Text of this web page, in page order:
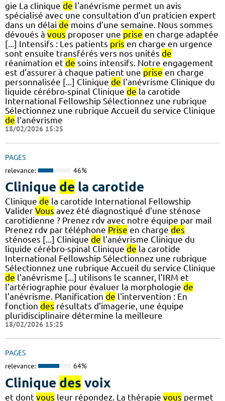
gie La clinique de l'anévrisme permet un avis
spécialisé avec une consultation d’un praticien expert
dans un délai de moins d’une semaine. Nous sommes
dévoués à vous proposer une prise en charge adaptée
[...] Intensifs : Les patients pris en charge en urgence
sont ensuite transférés vers nos unités de
réanimation et de soins intensifs. Notre engagement
est d'assurer à chaque patient une prise en charge
personnalisée [...] Clinique de l'anévrisme Clinique du
liquide cérébro-spinal Clinique de la carotide
International Fellowship Sélectionnez une rubrique
Sélectionnez une rubrique Accueil du service Clinique
de l'anévrisme
18/02/2026 15:25
PAGES
relevance: 46%
Clinique de la carotide
Clinique de la carotide International Fellowship
Valider Vous avez été diagnostiqué d’une sténose
carotidienne ? Prenez rdv avec notre équipe par mail
Prenez rdv par téléphone Prise en charge des
sténoses [...] Clinique de l'anévrisme Clinique du
liquide cérébro-spinal Clinique de la carotide
International Fellowship Sélectionnez une rubrique
Sélectionnez une rubrique Accueil du service Clinique
de l'anévrisme [...] utilisons le scanner, l'IRM et
l’artériographie pour évaluer la morphologie de
l’anévrisme. Planification de l'intervention : En
fonction des résultats d’imagerie, une équipe
pluridisciplinaire détermine la meilleure
18/02/2026 15:25
PAGES
relevance: 64%
Clinique des voix
et dont vous leur répondez. La thérapie vous permet